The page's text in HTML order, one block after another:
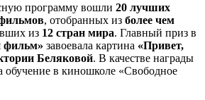
программу вошли 20 лучших
, отобранных из более чем
из 12 стран мира. Главный приз в
завоевала картина «Привет,
Беляковой. В качестве награды
обучение в киношколе «Свободное